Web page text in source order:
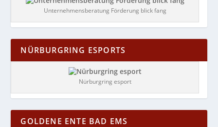
Unternehmensberatung Förderung blick fang
NÜRBURGRING ESPORTS
Nürburgring esport
GOLDENE ENTE BAD EMS